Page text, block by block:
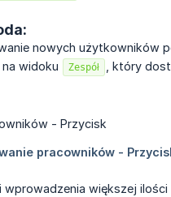
nowych użytkowników
na widoku Zespół
, który
wprowadzenia większej ilości